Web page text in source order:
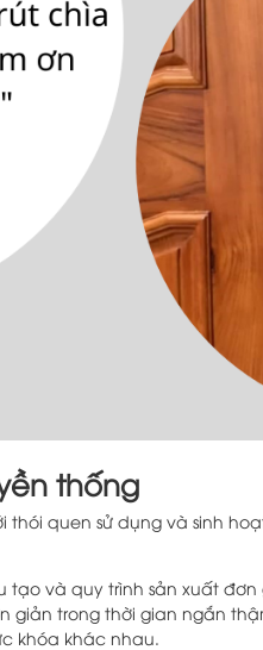
thống
quen sử dụng và sinh
và quy trình sản xuất đơn
trong thời gian ngắn
khóa khác nhau.